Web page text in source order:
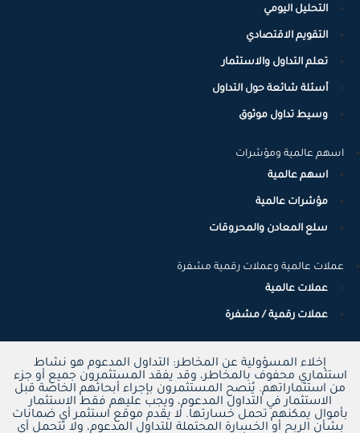
التحليل اليومي
التقويم الاقتصادي
تعلم التداول والاستثمار
أسئلة شائعة حول التداول
وسيط تداول موثوق
اسهم عالمية ومؤشرات
اسهم عالمية
مؤشرات عالمية
سلع المعادن والمحروقات
عملات عالمية وعملات رقمية مشفرة
عملات عالمية
عملات رقمية / مشفرة
إخلاء المسؤولية عن المخاطر: التداول المدعوم هو نشاط
استثماري محفوف بالمخاطر، وقد يفقد المستثمرون جميع أو جزء
من استثماراتهم. يُنصح المستثمرون بإجراء أبحاثهم الخاصة قبل
الاستثمار في التداول المدعوم، ويجب عليهم فقط الاستثمار
بأموال يمكنهم تحمل خسارتها. لا يقدم موقع استثمر أي ضمانات
بشأن الربح أو الخسارة المحتملة للتداول المدعوم، ولا تتحمل أي